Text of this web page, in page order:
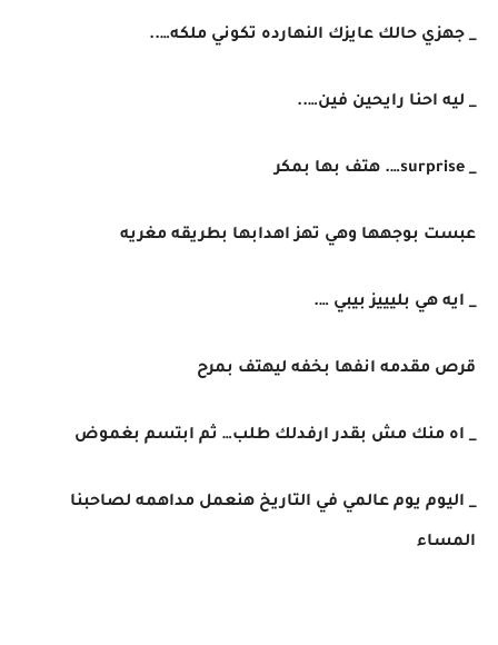
_ جهزي حالك عايزك النهارده تكوني ملكه…..
_ ليه احنا رايحين فين…..
_ surprise…. هتف بها بمكر
عبست بوجهها وهي تهز اهدابها بطريقه مغريه
_ ايه هي بليييز بيبي ….
قرص مقدمه انفها بخفه ليهتف بمرح
_ اه منك مش بقدر ارفدلك طلب… ثم ابتسم بغموض
_ اليوم يوم عالمي في التاريخ هنعمل مداهمه لصاحبنا
المساء